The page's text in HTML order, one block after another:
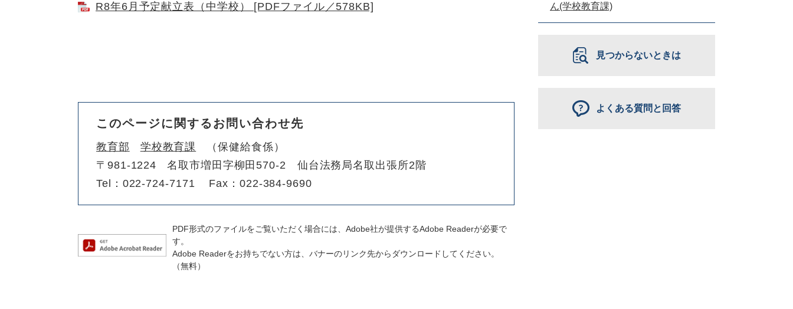
R8年6月予定献立表（中学校） [PDFファイル／578KB]
このページに関するお問い合わせ先
教育部 学校教育課
保健給食係
〒981-1224
名取市増田字柳田570-2 仙台法務局名取出張所2階
Tel：022-724-7171
Fax：022-384-9690
PDF形式のファイルをご覧いただく場合には、Adobe社が提供するAdobe Readerが必要で
す。
Adobe Readerをお持ちでない方は、バナーのリンク先からダウンロードしてください。
（無料）
ん(学校教育課)
見つからないときは
よくある質問と回答